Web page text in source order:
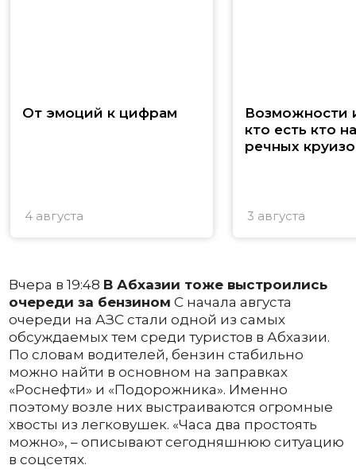
От эмоций к цифрам
4 августа
Возможности
кто есть кто
речных
3 августа
Вчера в 19:48 В Абхазии тоже выстроились
очереди за бензином С начала августа
очереди на АЗС стали одной из самых
обсуждаемых тем среди туристов в Абхазии.
По словам водителей, бензин стабильно
можно найти в основном на заправках
«Роснефти» и «Подорожника». Именно
поэтому возле них выстраиваются огромные
хвосты из легковушек. «Часа два простоять
можно», – описывают сегодняшнюю ситуацию
в соцсетях.